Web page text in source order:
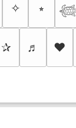
✧ ⭒ 𓆉
✰ ♬ ❤